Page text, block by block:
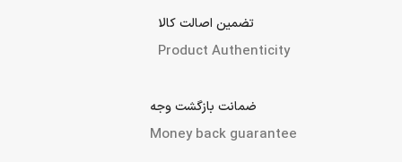
تضمین اصالت کالا
Product Authenticity
ضمانت بازگشت وجه
Money back guarantee